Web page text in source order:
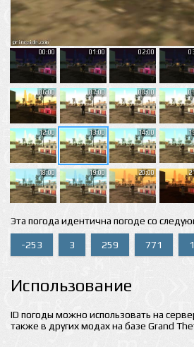
00:00 01:00 02:00
06:00 07:00 08:00
12:00 13:00 14:00
18:00 19:00 20:00
Эта погода идентична погоде со
-253 3 259 771
Использование
ID погоды можно использовать на
также в других модах на базе Grand